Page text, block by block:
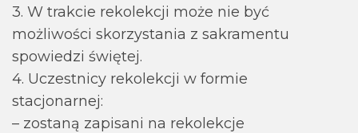
3. W trakcie rekolekcji może nie być
możliwości skorzystania z sakramentu
spowiedzi świętej.
4. Uczestnicy rekolekcji w formie
stacjonarnej:
– zostaną zapisani na rekolekcje